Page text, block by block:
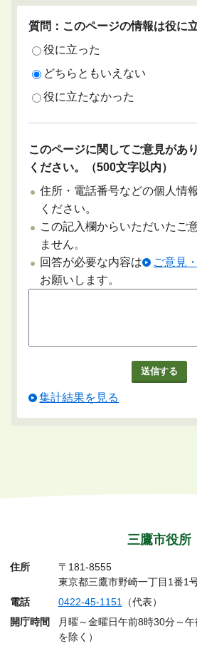
質問：このページの情報は役に
役に立った
どちらともいえない
役に立たなかった
このページに関してご意見があ
ください。（500文字以内）
住所・電話番号などの個人情
ください。
この記入欄からいただいたご
ません。
回答が必要な内容は
ご意見
お願いします。
集計結果を見る
三鷹市役所
住所
〒181-8555
東京都三鷹市野崎一丁目1番1
電話
0422-45-1151（代表）
開庁時間
月曜～金曜日午前8時30分～
を除く）